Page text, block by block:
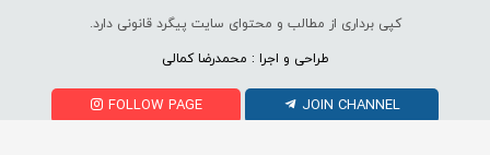
کپی برداری از مطالب و محتوای سایت پیگرد قانونی دارد.
طراحی و اجرا : محمدرضا کمالی
FOLLOW PAGE JOIN CHANNEL